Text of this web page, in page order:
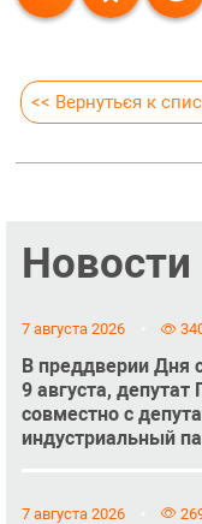
<< Вернуться к
Новости
7 августа 2026
В преддверии Дня
9 августа,
совместно с
индустриальный
7 августа 2026